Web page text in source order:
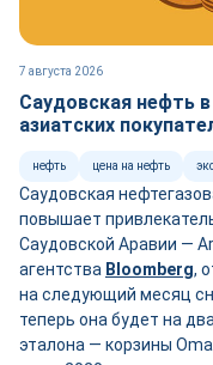
7 августа 2026
Саудовская нефть
азиатских
нефть цена на нефть
Саудовская
повышает
Саудовской Аравии —
агентства Bloomberg,
на следующий месяц
теперь она будет на
эталона — корзины